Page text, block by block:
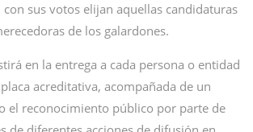
con sus votos elijan aquellas candidaturas
de los galardones.
en la entrega a cada persona o entidad
acreditativa, acompañada de un
el reconocimiento público por parte de